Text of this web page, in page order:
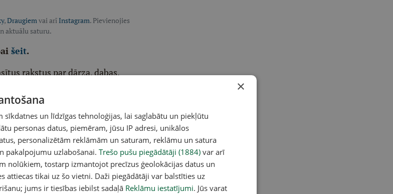
,Draugiem vai arī Instagram. Pievienojies
aktuālu saturu.
šeit.
rakstus par dārza, dabas,
dārza darbu kalendāru
×
un līdzīgas tehnoloģijas, lai saglabātu un piekļūtu
personas datus, piemēram, jūsu IP adresi, unikālos
personalizētām reklāmām un saturam, reklāmu un satura
pakalpojumu uzlabošanai. Trešo pušu piegādātāji (1884) var arī
nolūkiem, tostarp izmantojot precīzus ģeolokācijas datus un
attiecas tikai uz šo vietni. Daži piegādātāji var balstīties uz
jums ir tiesības iebilst sadaļā Reklāmu iestatījumi. Jūs varat